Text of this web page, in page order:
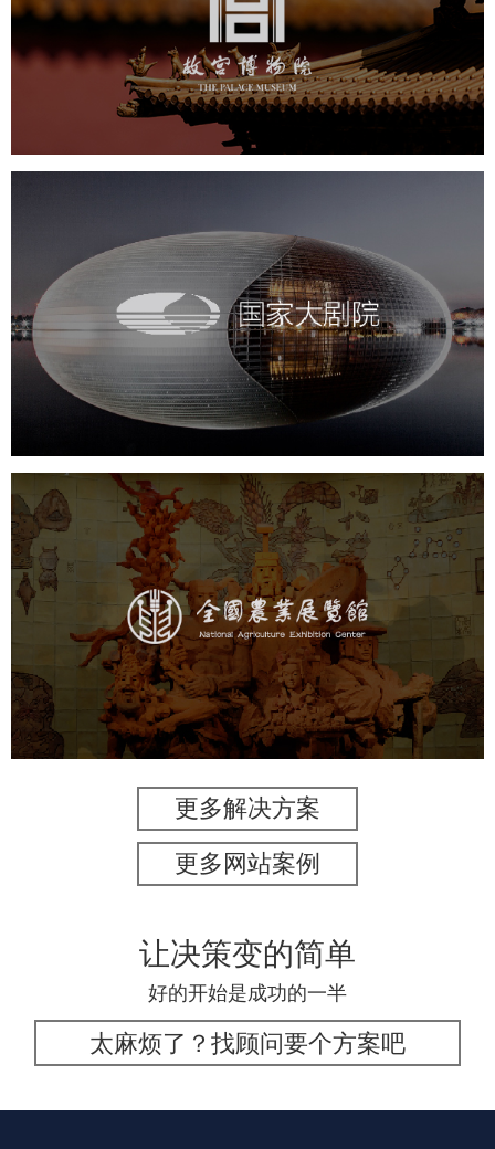
文化艺术 博物馆 智慧博物馆
博物馆网站建设
景区网站建设
文创商城 万能专题 网站代运营
国家大剧院
文化艺术 剧院 智慧展馆 展馆网站建设
农业展览馆
文化艺术 展馆网站建设
博物馆展厅设计
数字博物馆建设
展厅空间设计
企业展厅设计
公司展厅设计
北京展厅设计 产品展厅设计
更多解决方案
更多网站案例
让决策变的简单
好的开始是成功的一半
太麻烦了？找顾问要个方案吧